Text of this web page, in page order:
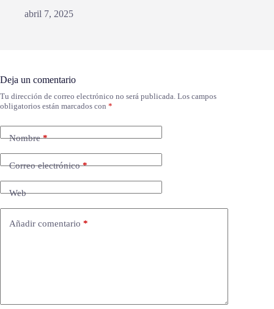
abril 7, 2025
Deja un comentario
Tu dirección de correo electrónico no será publicada. Los campos
obligatorios están marcados con *
Nombre*
Correo electrónico*
Web
Añadir comentario *